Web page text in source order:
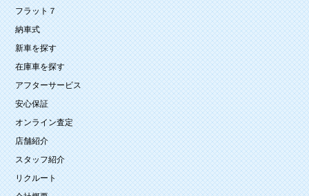
フラット７
納車式
新車を探す
在庫車を探す
アフターサービス
安心保証
オンライン査定
店舗紹介
スタッフ紹介
リクルート